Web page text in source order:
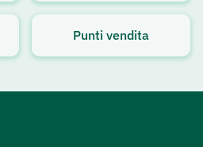
Punti vendita